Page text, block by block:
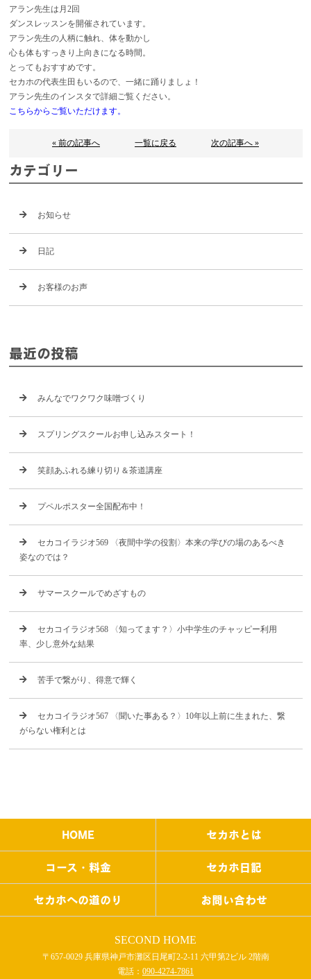
アラン先生は月2回
ダンスレッスンを開催されています。
アラン先生の人柄に触れ、体を動かし
心も体もすっきり上向きになる時間。
とってもおすすめです。
セカホの代表生田もいるので、一緒に踊りましょ！
アラン先生のインスタで詳細ご覧ください。
こちらからご覧いただけます。
« 前の記事へ 一覧に戻る 次の記事へ »
カテゴリー
お知らせ
日記
お客様のお声
最近の投稿
みんなでワクワク味噌づくり
スプリングスクールお申し込みスタート！
笑顔あふれる練り切り＆茶道講座
プペルポスター全国配布中！
セカコイラジオ569 〈夜間中学の役割〉本来の学びの場のあるべき
姿なのでは？
サマースクールでめざすもの
セカコイラジオ568 〈知ってます？〉小中学生のチャッピー利用
率、少し意外な結果
苦手で繋がり、得意で輝く
セカコイラジオ567 〈聞いた事ある？〉10年以上前に生まれた、繋
がらない権利とは
HOME セカホとは
コース・料金 セカホ日記
セカホへの道のり お問い合わせ
SECOND HOME
〒657-0029 兵庫県神戸市灘区日尾町2-2-11 六甲第2ビル 2階南
電話： 090-4274-7861